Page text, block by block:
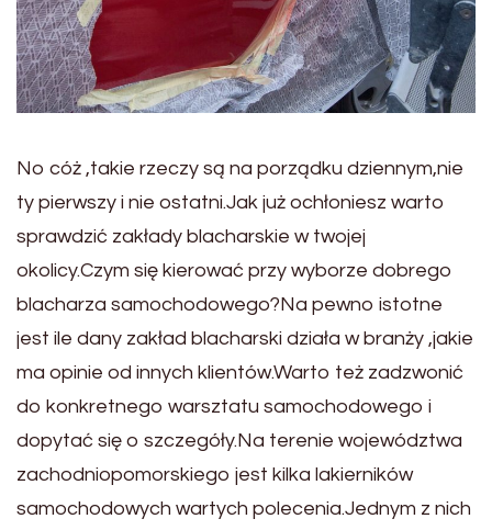
No cóż ,takie rzeczy są na porządku dziennym,nie
ty pierwszy i nie ostatni.Jak już ochłoniesz warto
sprawdzić zakłady blacharskie w twojej
okolicy.Czym się kierować przy wyborze dobrego
blacharza samochodowego?Na pewno istotne
jest ile dany zakład blacharski działa w branży ,jakie
ma opinie od innych klientów.Warto też zadzwonić
do konkretnego warsztatu samochodowego i
dopytać się o szczegóły.Na terenie województwa
zachodniopomorskiego jest kilka lakierników
samochodowych wartych polecenia.Jednym z nich